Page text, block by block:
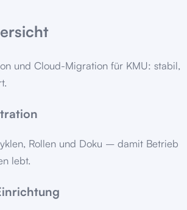
und Cloud-Migration für KMU: stabil,
Rollen und Doku – damit Betrieb
lebt.